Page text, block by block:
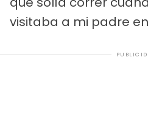
visitaba a mi padre